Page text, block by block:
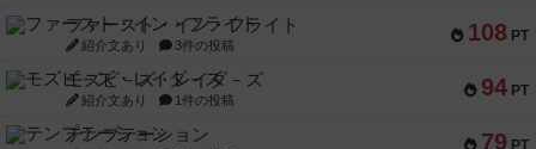
108 PT
ファースト・イン・フライト
紹介文あり 3件の投稿
94 PT
モズビ－ズ・レイダ－ズ
紹介文あり 1件の投稿
79 PT
テンプテーション